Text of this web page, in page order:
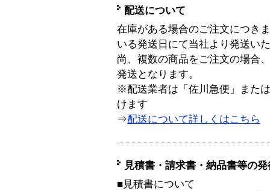
配送について
在庫がある場合のご注文につき
いる発送日にて当社より発送い
尚、複数の商品をご注文の場合
発送となります。
※配送業者は「佐川急便」また
けます
⇒配送について詳しくはこちら
見積書・請求書・納品書等の
■見積書について